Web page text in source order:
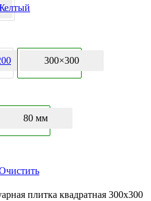
300×300
80 мм
плитка квадратная 300х300